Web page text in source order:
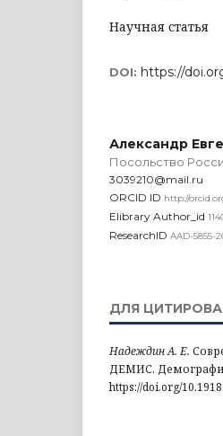
Научная статья
DOI: https://
Александр
Посольство
3039210@mail.ru
ORCID ID http://
Elibrary Author_id
ResearchID AAD-5855-
ДЛЯ
Надеждин А. Е.
ДЕМИС.
https://doi.org/